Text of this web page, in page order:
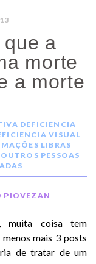
que a
morte
a morte
DEFICIENCIA
VISUAL
LIBRAS
OUTROS PESSOAS
PIOVEZAN
muita coisa tem
mais 3 posts
de tratar de um